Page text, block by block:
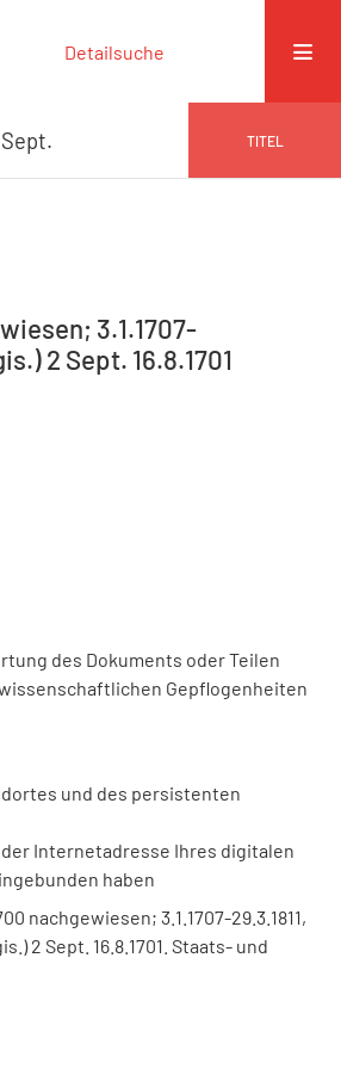
Detailsuche
TITEL
3.1.1707-
2 Sept. 16.8.1701
des Dokuments oder Teilen
Gepflogenheiten
und des persistenten
Internetadresse Ihres digitalen
haben
nachgewiesen; 3.1.1707-29.3.1811,
2 Sept. 16.8.1701. Staats- und